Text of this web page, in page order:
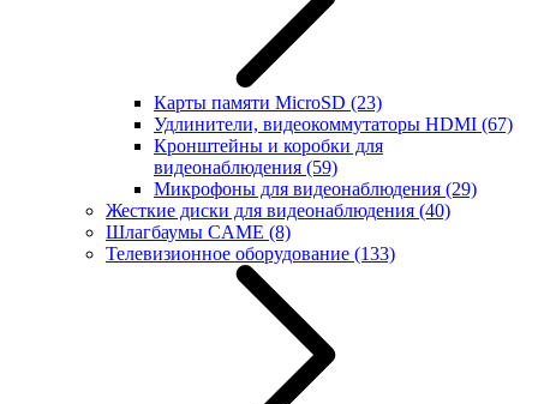
Карты памяти MicroSD (23)
Удлинители, видеокоммутаторы HDMI (67)
Кронштейны и коробки для
видеонаблюдения (59)
Микрофоны для видеонаблюдения (29)
Жесткие диски для видеонаблюдения (40)
Шлагбаумы CAME (8)
Телевизионное оборудование (133)